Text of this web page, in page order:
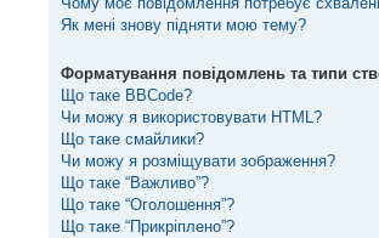
Як мені знову підняти мою тему?
Форматування повідомлень та типи
Що таке BBCode?
Чи можу я використовувати HTML?
Що таке смайлики?
Чи можу я розміщувати зображення?
Що таке “Важливо”?
Що таке “Оголошення”?
Що таке “Прикріплено”?